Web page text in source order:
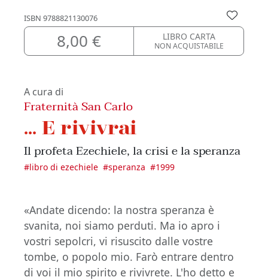
ISBN 9788821130076
8,00 € LIBRO CARTA
NON ACQUISTABILE
A cura di
Fraternità San Carlo
... E rivivrai
Il profeta Ezechiele, la crisi e la speranza
#libro di ezechiele #speranza #1999
«Andate dicendo: la nostra speranza è
svanita, noi siamo perduti. Ma io apro i
vostri sepolcri, vi risuscito dalle vostre
tombe, o popolo mio. Farò entrare dentro
di voi il mio spirito e rivivrete. L'ho detto e